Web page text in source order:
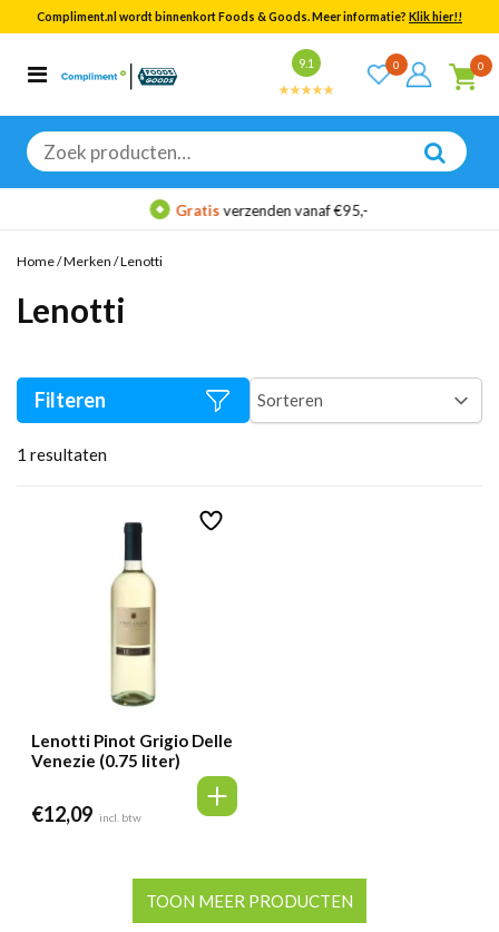
Compliment.nl wordt binnenkort Foods & Goods. Meer informatie? Klik hier!!
9.1 0 0
Zoeken
naar:
Categorieën
Bekijk alle resultaten
Gratisverzenden vanaf €95,-
Home/Merken /Lenotti
Lenotti
1 resultaten
Filteren
Lenotti Pinot Grigio Delle
Venezie (0.75 liter)
€12,09 incl. btw
TOON MEER PRODUCTEN